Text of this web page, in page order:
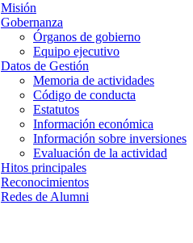
Misión
Gobernanza
Órganos de gobierno
Equipo ejecutivo
Datos de Gestión
Memoria de actividades
Código de conducta
Estatutos
Información económica
Información sobre inversiones
Evaluación de la actividad
Hitos principales
Reconocimientos
Redes de Alumni